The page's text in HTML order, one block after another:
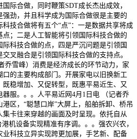
际合做，同时鞭策SDT成长杰出成效，
强劲，并且科学成为国际合做很是主要的
技合做将有五个“点”：一是数据共享将成
点；二是人工智能将引领国际科技合做的
科技合做的点，四是严沉问题是引领国
叉融合是引领国际科技合做的支持点。
乔雪峰）消费是经济成长的环节动力，家
口的主要构成部门。开展家电以旧换新工
稳增加、又促转型，既惠平易近生、又
服。。。人平易近网4月1日电 （记者乔
区，“聪慧口岸”大屏上，船舶拆卸、桥吊
卡往来穿越的画面及时呈现。依托自从
机设备实现精准有序调。。。强农兴农，
科技立异实现跨更加展，手艺新、配备